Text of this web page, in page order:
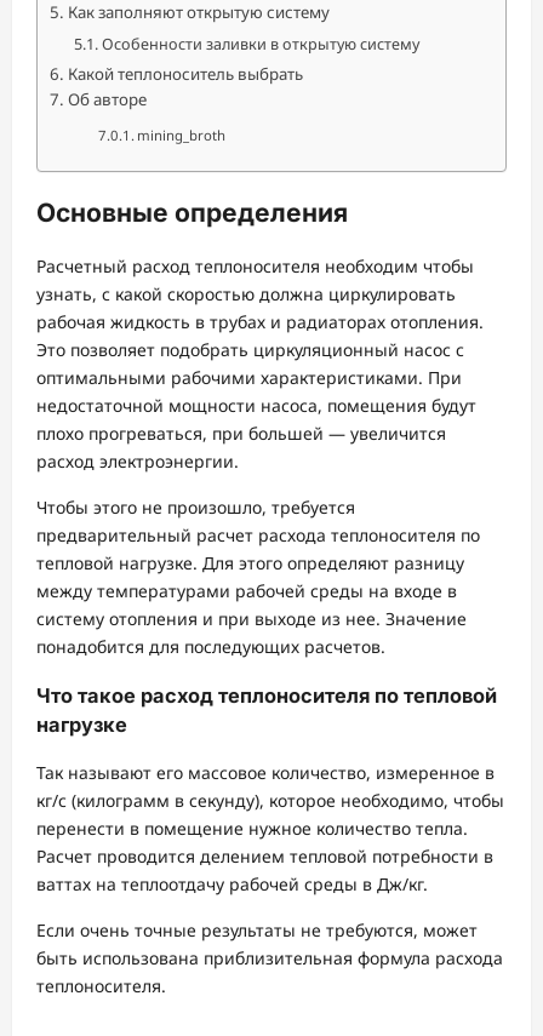
Как заполняют открытую систему
Особенности заливки в открытую систему
Какой теплоноситель выбрать
Об авторе
mining_broth
Основные определения
Расчетный расход теплоносителя необходим чтобы
узнать, с какой скоростью должна циркулировать
рабочая жидкость в трубах и радиаторах отопления.
Это позволяет подобрать циркуляционный насос с
оптимальными рабочими характеристиками. При
недостаточной мощности насоса, помещения будут
плохо прогреваться, при большей — увеличится
расход электроэнергии.
Чтобы этого не произошло, требуется
предварительный расчет расхода теплоносителя по
тепловой нагрузке. Для этого определяют разницу
между температурами рабочей среды на входе в
систему отопления и при выходе из нее. Значение
понадобится для последующих расчетов.
Что такое расход теплоносителя по тепловой
нагрузке
Так называют его массовое количество, измеренное в
кг/с (килограмм в секунду), которое необходимо, чтобы
перенести в помещение нужное количество тепла.
Расчет проводится делением тепловой потребности в
ваттах на теплоотдачу рабочей среды в Дж/кг.
Если очень точные результаты не требуются, может
быть использована приблизительная формула расхода
теплоносителя.